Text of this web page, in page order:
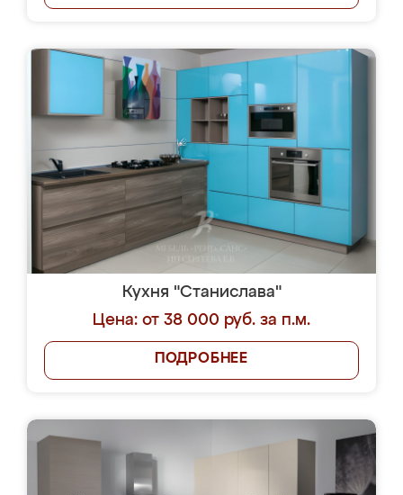
Кухня "Станислава"
Цена: от 38 000 руб. за п.м.
ПОДРОБНЕЕ